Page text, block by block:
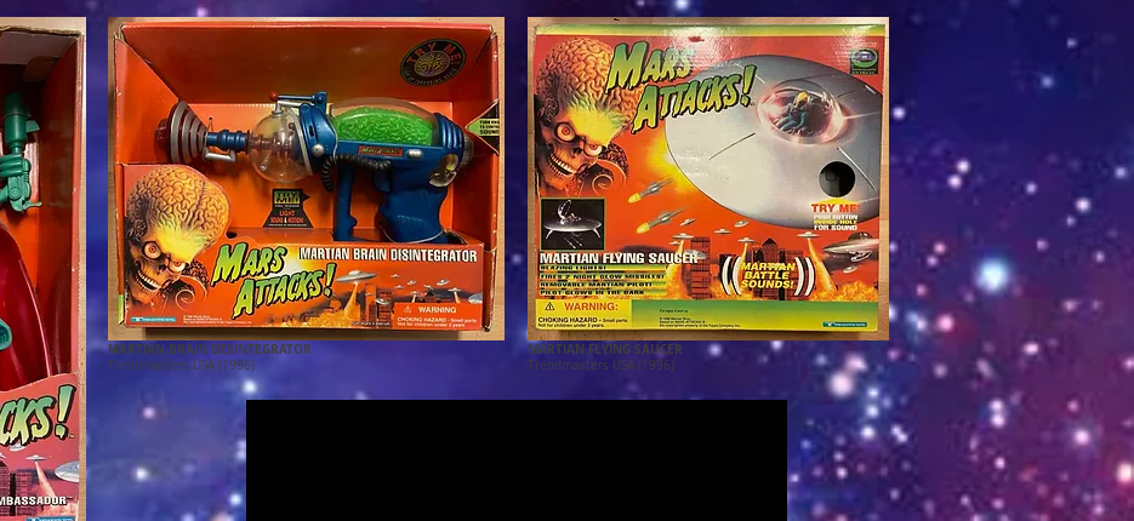
MARTIAN BRAIN DESINTEGRATOR
Trendmasters USA (1996)
MARTIAN FLYING SAUCER
Trendmasters USA (1996)